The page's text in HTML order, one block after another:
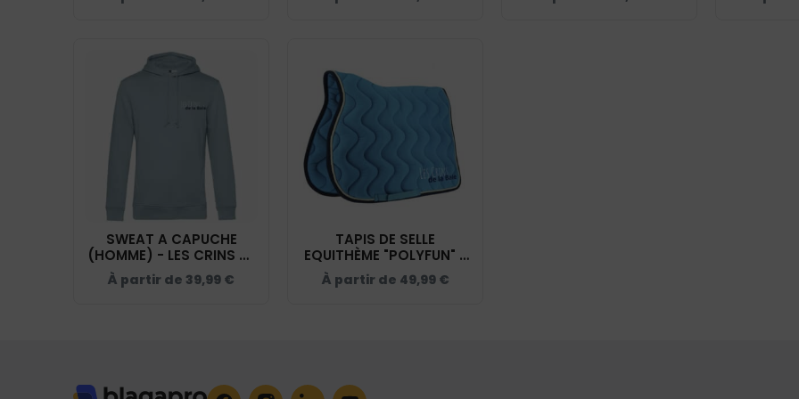
SWEAT A CAPUCHE
(HOMME) - LES CRINS DE
LA BAIE - BLEU CIEL -
BCU33B
À partir de 39,99 €
TAPIS DE SELLE
EQUITHÈME "POLYFUN" -
LES CRINS DE LA BAIE -
BLEUF VIF - 20444
À partir de 49,99 €